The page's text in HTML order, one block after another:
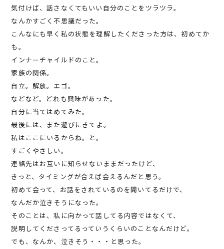
気付けば、話さなくてもいい自分のことをツラツラ。
なんかすごく不思議だった。
こんなにも早く私の状態を理解したくださった方は、初めてか
も。
インナーチャイルドのこと。
家族の関係。
自立。解放。エゴ。
などなど。どれも興味があった。
自分に当てはめてみた。
最後には、また遊びにきてよ。
私はここにいるからね。と。
すごくやさしい。
連絡先はお互いに知らせないままだったけど、
きっと、タイミングが合えば会えるんだと思う。
初めて会って、お話をされているのを聞いてるだけで、
なんだか泣きそうになった。
そのことは、私に向かって話してる内容ではなくて、
説明してくださってるっていうくらいのことなんだけど。
でも、なんか、泣きそう・・・と思った。